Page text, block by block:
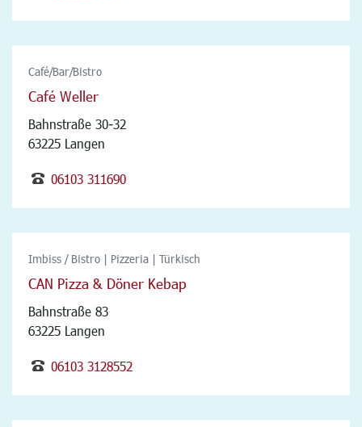
Café/Bar/Bistro
Café Weller
Bahnstraße 30-32
63225 Langen
06103 311690
Imbiss / Bistro | Pizzeria | Türkisch
CAN Pizza & Döner Kebap
Bahnstraße 83
63225 Langen
06103 3128552